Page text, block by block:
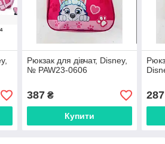
Рюкзак для дівчат, Disney,
№ PAW23-0606
387₴
Купити
287